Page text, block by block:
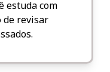
estuda com
de revisar